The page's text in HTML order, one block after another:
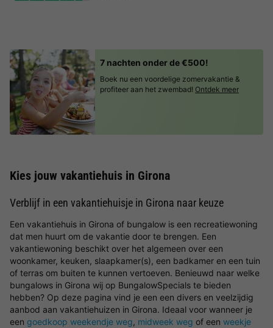
7 nachten onder de €500!
Boek nu een voordelige zomervakantie &
profiteer aan het zwembad! Ontdek meer
Kies jouw vakantiehuis in Girona
Verblijf in een vakantiehuisje in Girona naar keuze
Een vakantiehuis in Girona of bungalow is een recreatiewoning
dat men huurt om de vakantie door te brengen. Een
vakantiewoning beschikt over het algemeen over een
woonkamer, keuken, slaapkamer(s), een badkamer en een tuin
of terras om buiten te kunnen vertoeven. Benieuwd naar welke
bungalows in Girona wij op BungalowSpecials te bieden
hebben? Op deze pagina vind je een een divers en veelzijdig
aanbod aan vakantiehuizen in Girona. Ideaal voor wanneer je
een goedkoop weekendje weg, midweek weg of een weekje